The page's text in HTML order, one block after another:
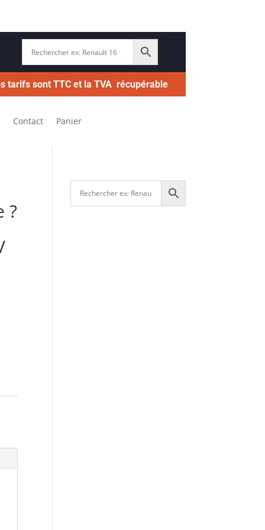
tarifs sont TTC et la TVA récupérable
Contact Panier
?